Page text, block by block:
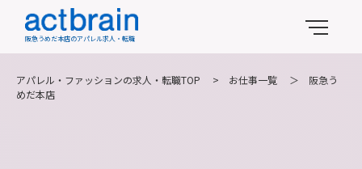
阪急うめだ本店のアパレル求人・転職
アパレル・ファッションの求人・転職TOP > お仕事一覧 ＞ 阪急う
めだ本店